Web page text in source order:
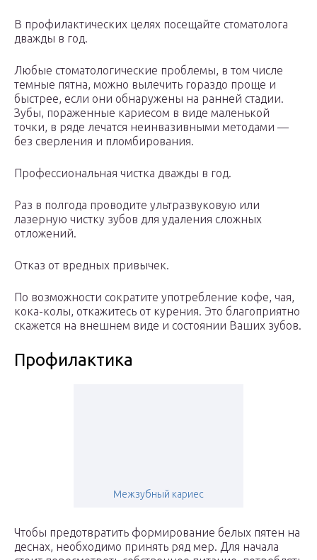
В профилактических целях посещайте стоматолога
дважды в год.
Любые стоматологические проблемы, в том числе
темные пятна, можно вылечить гораздо проще и
быстрее, если они обнаружены на ранней стадии.
Зубы, пораженные кариесом в виде маленькой
точки, в ряде лечатся неинвазивными методами —
без сверления и пломбирования.
Профессиональная чистка дважды в год.
Раз в полгода проводите ультразвуковую или
лазерную чистку зубов для удаления сложных
отложений.
Отказ от вредных привычек.
По возможности сократите употребление кофе, чая,
кока-колы, откажитесь от курения. Это благоприятно
скажется на внешнем виде и состоянии Ваших зубов.
Профилактика
Межзубный кариес
Чтобы предотвратить формирование белых пятен на
деснах, необходимо принять ряд мер. Для начала